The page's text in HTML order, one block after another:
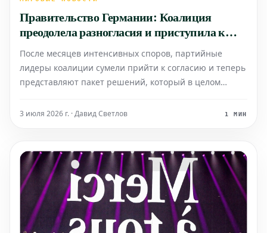
Правительство Германии: Коалиция
преодолела разногласия и приступила к
работе
После месяцев интенсивных споров, партийные
лидеры коалиции сумели прийти к согласию и теперь
представляют пакет решений, который в целом
3 июля 2026 г. · Давид Светлов 1 МИН